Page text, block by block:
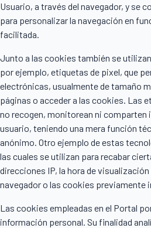
Usuario, a través del navegador, y se
para personalizar la navegación en
facilitada.
Junto a las cookies también se
por ejemplo, etiquetas de pixel, que
electrónicas, usualmente de tamaño
páginas o acceder a las cookies. Las
no recogen, monitorean ni comparten
usuario, teniendo una mera función
anónimo. Otro ejemplo de estas
las cuales se utilizan para recabar
direcciones IP, la hora de
navegador o las cookies previamente
Las cookies empleadas en el Portal
información personal. Su finalidad